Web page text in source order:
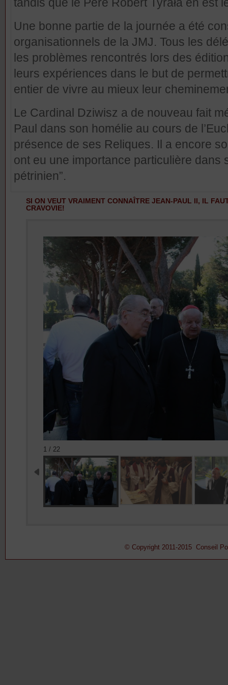
Une bonne partie de la journée a été
organisationnels de la JMJ. Tous les
les problèmes rencontrés lors des
leurs expériences dans le but de
entier de vivre au mieux leur
Le Cardinal Dziwisz a de nouveau fait
Paul dans son homélie au cours de
présence de ses Reliques. Il a encore
ont eu une importance particulière dans
pétrinien”.
SI ON VEUT VRAIMENT CONNAÎTRE JEAN-PAUL II, IL
CRAVOVIE!
1 / 22
© Copyright 2011-2015 Conseil